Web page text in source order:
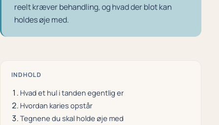
reelt kræver behandling, og hvad der blot kan
holdes øje med.
INDHOLD
Hvad et hul i tanden egentlig er
Hvordan karies opstår
Tegnene du skal holde øje med